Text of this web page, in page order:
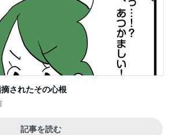
摘されたその心根
記事を読む